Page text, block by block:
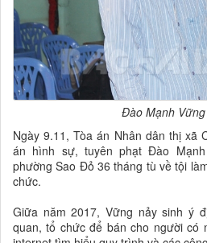
Đào Mạnh
Ngày 9.11, Tòa án Nhân dân thị xã
án hình sự, tuyên phạt Đào
phường Sao Đỏ 36 tháng tù về tội
chức.
Giữa năm 2017, Vững nảy sinh ý
quan, tổ chức để bán cho người có